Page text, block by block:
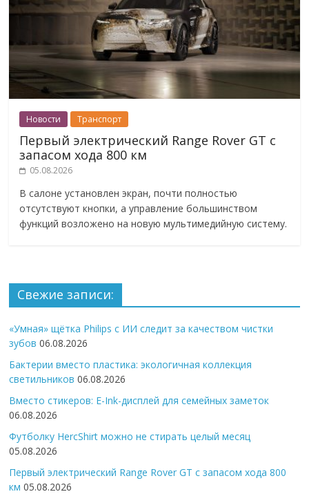
Новости Транспорт
Первый электрический Range Rover GT с
запасом хода 800 км
05.08.2026
В салоне установлен экран, почти полностью
отсутствуют кнопки, а управление большинством
функций возложено на новую мультимедийную систему.
Свежие записи:
«Умная» щётка Philips с ИИ следит за качеством чистки
зубов 06.08.2026
Бактерии вместо пластика: экологичная коллекция
светильников 06.08.2026
Вместо стикеров: E-Ink-дисплей для семейных заметок
06.08.2026
Футболку HercShirt можно не стирать целый месяц
05.08.2026
Первый электрический Range Rover GT с запасом хода 800
км 05.08.2026